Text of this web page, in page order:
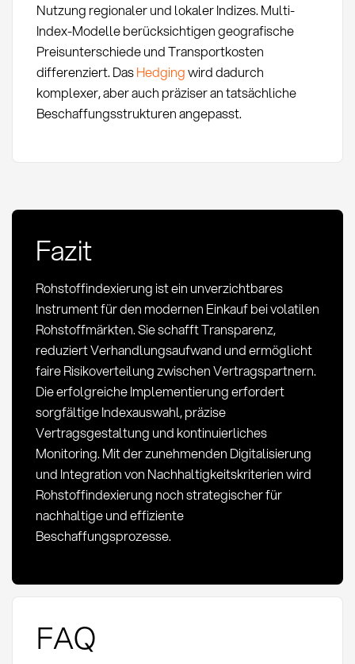
Nutzung regionaler und lokaler Indizes. Multi-
Index-Modelle berücksichtigen geografische
Preisunterschiede und Transportkosten
differenziert. DasHedgingwird dadurch
komplexer, aber auch präziser an tatsächliche
Beschaffungsstrukturen angepasst.
Fazit
Rohstoffindexierung ist ein unverzichtbares
Instrument für den modernen Einkauf bei volatilen
Rohstoffmärkten. Sie schafft Transparenz,
reduziert Verhandlungsaufwand und ermöglicht
faire Risikoverteilung zwischen Vertragspartnern.
Die erfolgreiche Implementierung erfordert
sorgfältige Indexauswahl, präzise
Vertragsgestaltung und kontinuierliches
Monitoring. Mit der zunehmenden Digitalisierung
und Integration von Nachhaltigkeitskriterien wird
Rohstoffindexierung noch strategischer für
nachhaltige und effiziente
Beschaffungsprozesse.
FAQ